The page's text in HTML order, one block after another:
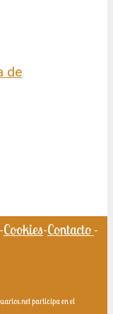
de
-Cookies-Contacto-
participa en el